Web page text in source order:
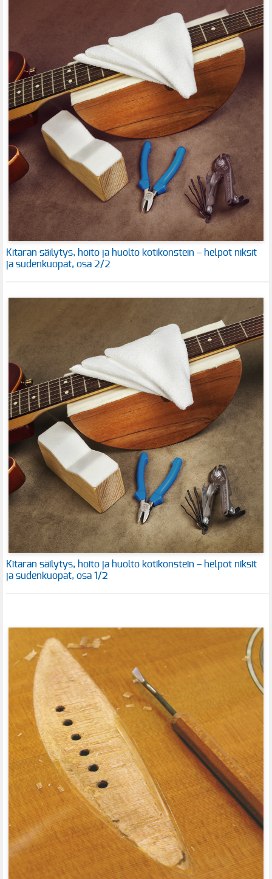
Kitaran säilytys, hoito ja huolto kotikonstein – helpot niksit
ja sudenkuopat, osa 2/2
Kitaran säilytys, hoito ja huolto kotikonstein – helpot niksit
ja sudenkuopat, osa 1/2